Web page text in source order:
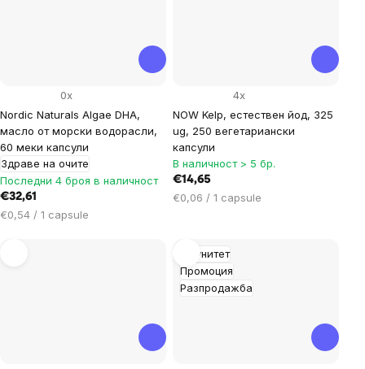
Nordic Naturals Algae DHA,
масло от морски водорасли,
60 меки капсули
Здраве на очите
0x
Последни 4 броя в наличност
€32,61
Цена
€0,54 / 1 capsule
NOW Kelp, естествен йод, 325
ug, 250 вегетариански
капсули
4x
В наличност > 5 бр.
€14,65
Цена
€0,06 / 1 capsule
Имунитет
Промоция
Разпродажба